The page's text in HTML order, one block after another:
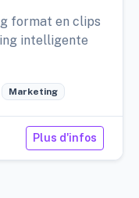
format en clips
intelligente
Marketing
Plus d'infos